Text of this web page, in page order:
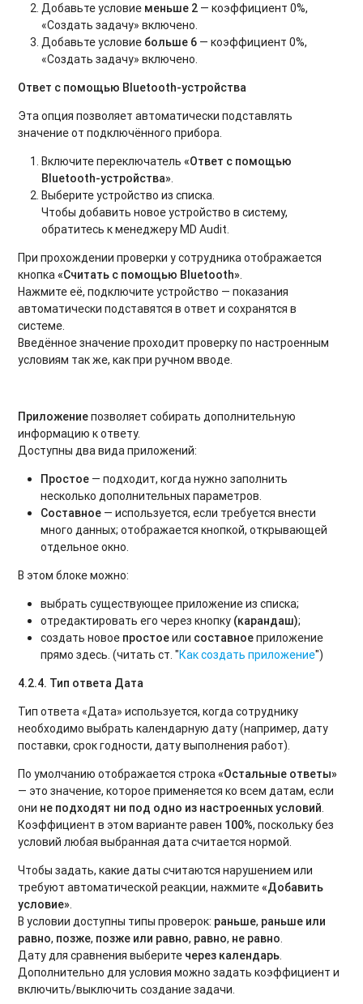
Добавьте условие меньше 2 — коэффициент 0%,
«Создать задачу» включено.
Добавьте условие больше 6 — коэффициент 0%,
«Создать задачу» включено.
Ответ с помощью Bluetooth-устройства
Эта опция позволяет автоматически подставлять
значение от подключённого прибора.
Включите переключатель«Ответ с помощью
Bluetooth-устройства».
Выберите устройство из списка.
Чтобы добавить новое устройство в систему,
обратитесь к менеджеру MD Audit.
При прохождении проверки у сотрудника отображается
кнопка«Считать с помощью Bluetooth».
Нажмите её, подключите устройство — показания
автоматически подставятся в ответ и сохранятся в
системе.
Введённое значение проходит проверку по настроенным
условиям так же, как при ручном вводе.
Приложениепозволяет собирать дополнительную
информацию к ответу.
Доступны два вида приложений:
Простое — подходит, когда нужно заполнить
несколько дополнительных параметров.
Составное — используется, если требуется внести
много данных; отображается кнопкой, открывающей
отдельное окно.
В этом блоке можно:
выбрать существующее приложение из списка;
отредактировать его через кнопку (карандаш);
создать новое простоеили составноеприложение
прямо здесь. (читать ст. "Как создать приложение")
4.2.4. Тип ответа Дата
Тип ответа «Дата» используется, когда сотруднику
необходимо выбрать календарную дату (например, дату
поставки, срок годности, дату выполнения работ).
По умолчанию отображается строка«Остальные ответы»
— это значение, которое применяется ко всем датам, если
они не подходят ни под одно из настроенных условий.
Коэффициент в этом варианте равен 100%, поскольку без
условий любая выбранная дата считается нормой.
Чтобы задать, какие даты считаются нарушением или
требуют автоматической реакции, нажмите«Добавить
условие».
В условии доступны типы проверок: раньше, раньше или
равно, позже, позже или равно, равно, не равно.
Дату для сравнения выберите через календарь.
Дополнительно для условия можно задать коэффициент и
включить/выключить создание задачи.